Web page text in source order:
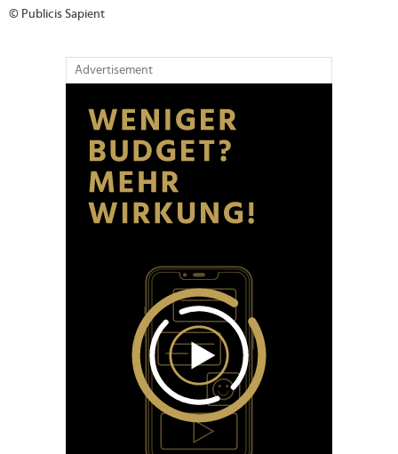
© Publicis Sapient
Advertisement